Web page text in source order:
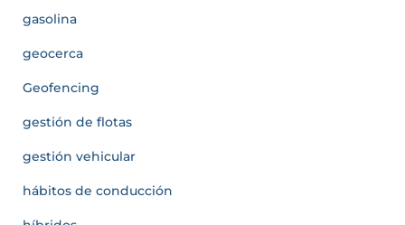
gasolina
geocerca
Geofencing
gestión de flotas
gestión vehicular
hábitos de conducción